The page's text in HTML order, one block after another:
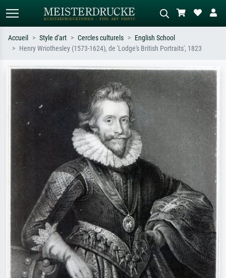
Recherchez par artiste, titre ou style –
ex. Monet, Nuit étoilée,
impressionnisme, vague de Hokusai,
Décrivez la scène – ex. prairie verte,
abstrait avec beaucoup de rouge,
tableau sombre, nu debout près d'un
arbre.
Accueil Style d'art Cercles culturels
English School
Henry Wriothesley (1573-1624), de 'Lodge's British Portraits', 1823